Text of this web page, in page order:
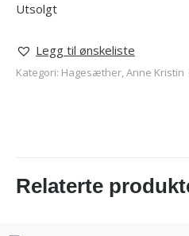
Utsolgt
Legg til ønskeliste
Kategori: Hagesæther, Anne Kristin
Relaterte